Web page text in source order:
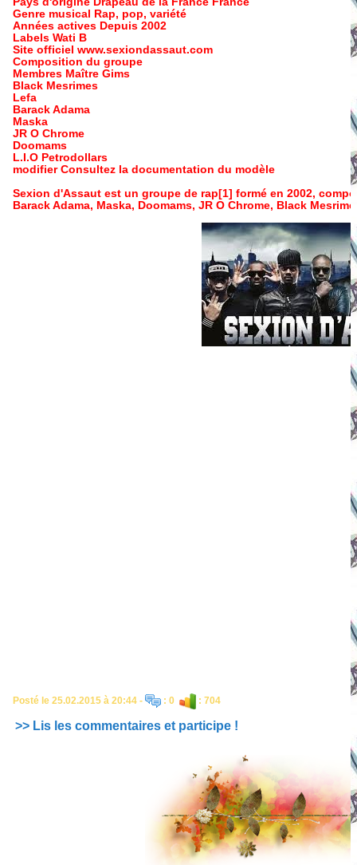
Genre musical Rap, pop, variété
Années actives Depuis 2002
Labels Wati B
Site officiel www.sexiondassaut.com
Composition du groupe
Membres Maître Gims
Black Mesrimes
Lefa
Barack Adama
Maska
JR O Chrome
Doomams
L.I.O Petrodollars
modifier Consultez la documentation du modèle
Sexion d'Assaut est un groupe de rap[1] formé en 2002,
Barack Adama, Maska, Doomams, JR O Chrome, Black
Posté le 25.02.2015 à 20:44 - : 0 : 704
>> Lis les commentaires et participe !